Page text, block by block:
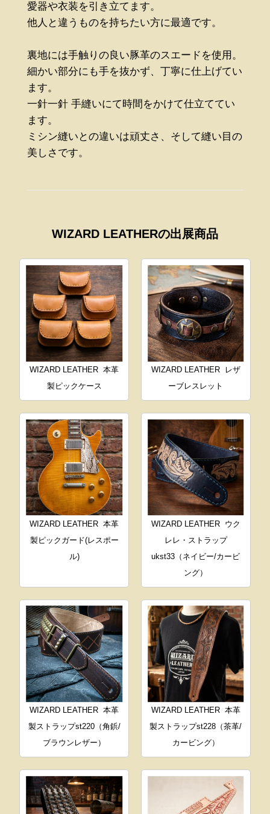
愛器や衣装を引き立てます。
他人と違うものを持ちたい方に最適です。
裏地には手触りの良い豚革のスエードを使用。
細かい部分にも手を抜かず、丁寧に仕上げてい
ます。
一針一針 手縫いにて時間をかけて仕立ててい
ます。
ミシン縫いとの違いは頑丈さ、そして縫い目の
美しさです。
WIZARD LEATHERの出展商品
WIZARD LEATHER 本革
製ピックケース
WIZARD LEATHER
レザ
ーブレスレット
WIZARD LEATHER 本革
製ピックガード(レスポー
ル)
WIZARD LEATHER
ウク
レレ・ストラップ
ukst33（ネイビー/カービ
ング）
WIZARD LEATHER 本革
製ストラップst220（角鋲/
ブラウンレザー）
WIZARD LEATHER 本革
製ストラップst228（茶革/
カービング）